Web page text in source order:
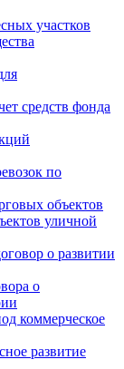
участков
средств фонда
по
объектов
уличной
о развитии
о
коммерческое
развитие